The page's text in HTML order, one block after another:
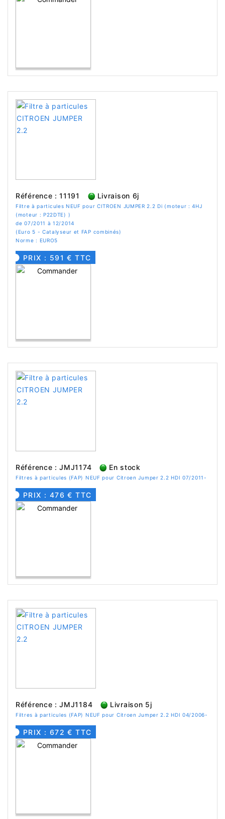
Référence : 11191 Livraison 6j
Filtre à particules NEUF pour CITROEN JUMPER 2.2 Di (moteur : 4HJ
(moteur : P22DTE) )
de 07/2011 à 12/2014
(Euro 5 - Catalyseur et FAP combinés)
Norme : EURO5
PRIX : 591 € TTC
Référence : JMJ1174 En stock
Filtres à particules (FAP) NEUF pour Citroen Jumper 2.2 HDI 07/2011-
PRIX : 476 € TTC
Référence : JMJ1184 Livraison 5j
Filtres à particules (FAP) NEUF pour Citroen Jumper 2.2 HDI 04/2006-
PRIX : 672 € TTC